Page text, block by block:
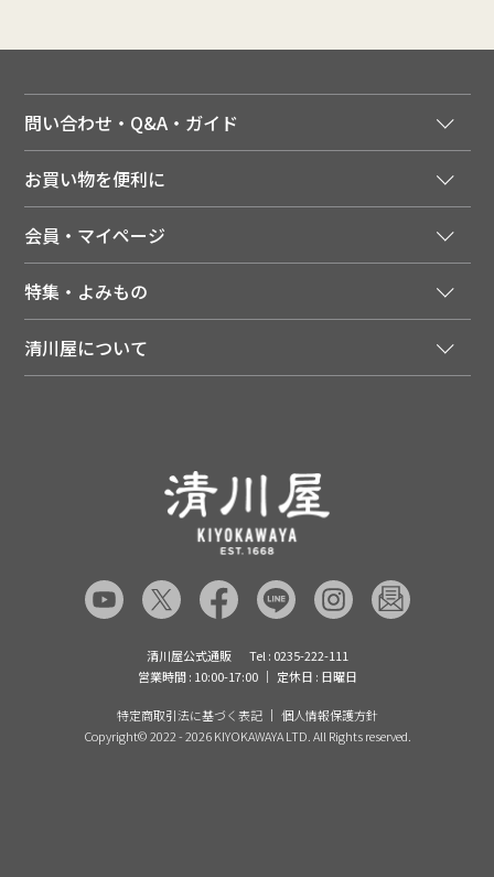
問い合わせ・Q&A・ガイド
ご利用ガイド
領収書について
送料について
配達日について
返品について
よくあるご質問（FAQ）
あんしんの品質保証について（産直品）
品質保証について（通常品）
お買い物を便利に
季節のカタログを無料でお届け
店舗・ECポイント共通アプリ
LINEお友だち登録
会員・マイページ
会員特典について
注文履歴
特集・よみもの
メディア掲載商品
清川屋のレビューを見る
清川屋について
清川屋公式通販
Tel : 0235-222-111
営業時間 : 10:00-17:00
定休日 : 日曜日
特定商取引法に基づく表記
個人情報保護方針
Copyright©2022 - 2026 KIYOKAWAYA LTD. All Rights reserved.